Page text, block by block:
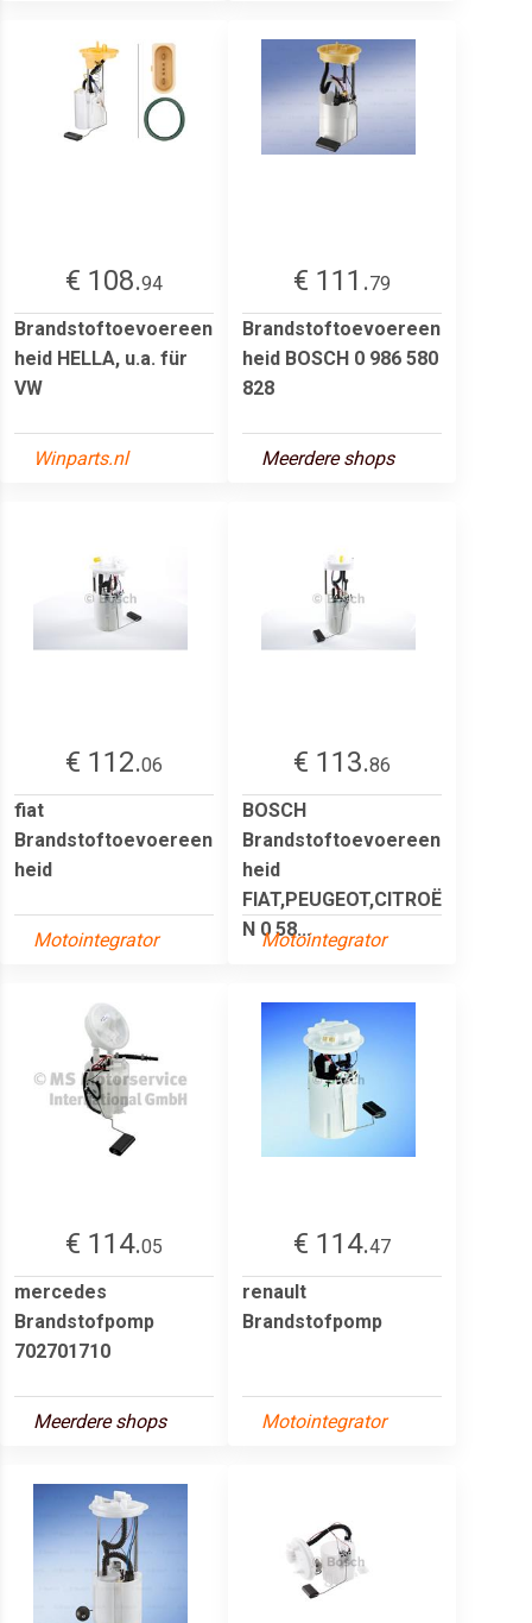
€ 108.94
Brandstoftoevoereen
heid HELLA, u.a. für
VW
Winparts.nl
€ 111.79
Brandstoftoevoereen
heid BOSCH 0 986 580
828
Meerdere shops
€ 112.06
fiat
Brandstoftoevoereen
heid
Motointegrator
€ 113.86
BOSCH
Brandstoftoevoereen
heid
FIAT,PEUGEOT,CITROË
N 0 58...
Motointegrator
€ 114.05
mercedes
Brandstofpomp
702701710
Meerdere shops
€ 114.47
renault
Brandstofpomp
Motointegrator